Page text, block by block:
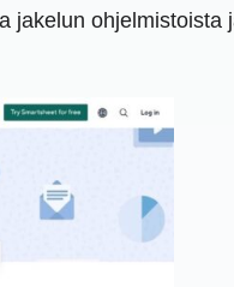
ohjelmistoista